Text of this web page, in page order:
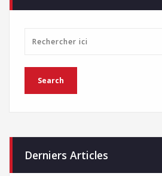
Derniers Articles